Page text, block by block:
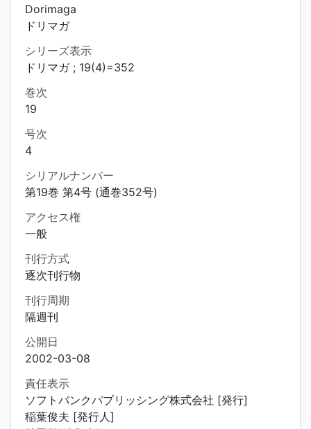
Dorimaga
ドリマガ
シリーズ表示
ドリマガ ; 19(4)=352
巻次
19
号次
4
シリアルナンバー
第19巻 第4号 (通巻352号)
アクセス権
一般
刊行方式
逐次刊行物
刊行周期
隔週刊
公開日
2002-03-08
責任表示
ソフトバンクパブリッシング株式会社 [発行]
稲葉俊夫 [発行人]